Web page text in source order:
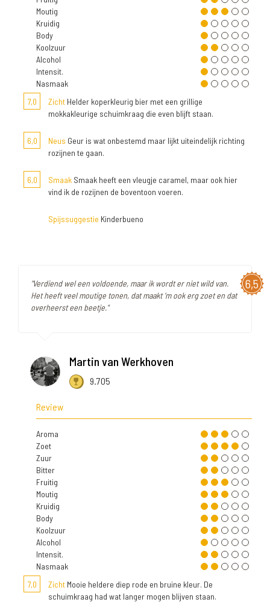
Moutig
Kruidig
Body
Koolzuur
Alcohol
Intensit.
Nasmaak
7,0
Zicht Helder koperkleurig bier met een grillige
mokkakleurige schuimkraag die even blijft staan.
6,0 Neus Geur is wat onbestemd maar lijkt uiteindelijk richting
rozijnen te gaan.
6,0 Smaak Smaak heeft een vleugje caramel, maar ook hier
vind ik de rozijnen de boventoon voeren.
Spijssuggestie Kinderbueno
6,5
"Verdiend wel een voldoende, maar ik wordt er niet wild van.
Het heeft veel moutige tonen, dat maakt ‘m ook erg zoet en dat
overheerst een beetje."
Martin van Werkhoven
9.705
Review
Aroma
Zoet
Zuur
Bitter
Fruitig
Moutig
Kruidig
Body
Koolzuur
Alcohol
Intensit.
Nasmaak
7,0
Zicht Mooie heldere diep rode en bruine kleur. De
schuimkraag had wat langer mogen blijven staan.